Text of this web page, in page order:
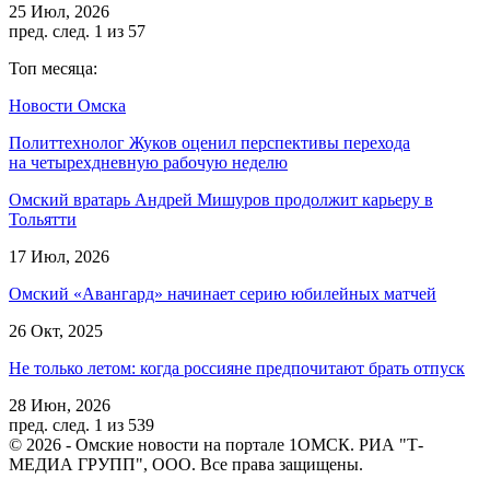
25 Июл, 2026
пред. след. 1 из 57
Топ месяца:
Новости Омска
Политтехнолог Жуков оценил перспективы перехода
на четырехдневную рабочую неделю
Омский вратарь Андрей Мишуров продолжит карьеру в
Тольятти
17 Июл, 2026
Омский «Авангард» начинает серию юбилейных матчей
26 Окт, 2025
Не только летом: когда россияне предпочитают брать отпуск
28 Июн, 2026
пред. след. 1 из 539
© 2026 - Омские новости на портале 1ОМСК. РИА "Т-
МЕДИА ГРУПП", ООО. Все права защищены.